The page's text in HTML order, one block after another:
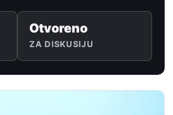
Otvoreno
ZA DISKUSIJU